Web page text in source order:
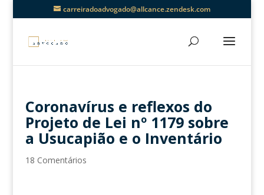
carreiradoadvogado@allcance.zendesk.com
Coronavírus e reflexos do
Projeto de Lei nº 1179 sobre
a Usucapião e o Inventário
18 Comentários